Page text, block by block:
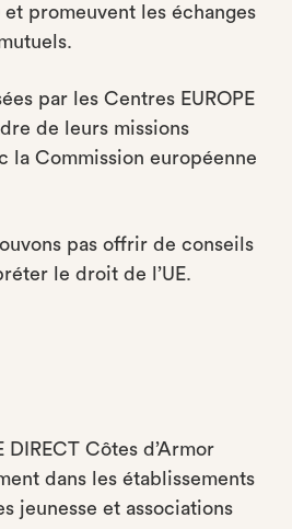
et promeuvent les échanges
par les Centres EUROPE
de leurs missions
la Commission européenne
pas offrir de conseils
le droit de l’UE.
DIRECT Côtes d’Armor
dans les établissements
jeunesse et associations